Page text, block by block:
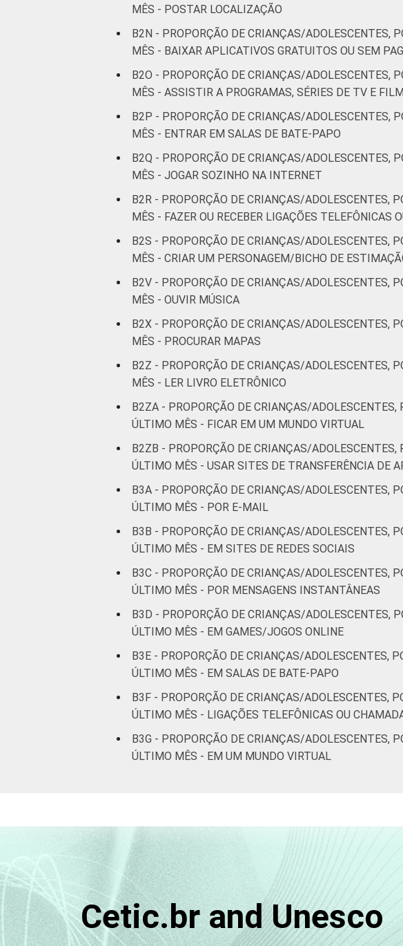
MÊS - POSTAR LOCALIZAÇÃO
B2N - PROPORÇÃO DE CRIANÇAS/ADOLESCENTES,
MÊS - BAIXAR APLICATIVOS GRATUITOS OU SEM
B2O - PROPORÇÃO DE CRIANÇAS/ADOLESCENTES,
MÊS - ASSISTIR A PROGRAMAS, SÉRIES DE TV E
B2P - PROPORÇÃO DE CRIANÇAS/ADOLESCENTES,
MÊS - ENTRAR EM SALAS DE BATE-PAPO
B2Q - PROPORÇÃO DE CRIANÇAS/ADOLESCENTES,
MÊS - JOGAR SOZINHO NA INTERNET
B2R - PROPORÇÃO DE CRIANÇAS/ADOLESCENTES,
MÊS - FAZER OU RECEBER LIGAÇÕES TELEFÔNICAS
B2S - PROPORÇÃO DE CRIANÇAS/ADOLESCENTES,
MÊS - CRIAR UM PERSONAGEM/BICHO DE
B2V - PROPORÇÃO DE CRIANÇAS/ADOLESCENTES,
MÊS - OUVIR MÚSICA
B2X - PROPORÇÃO DE CRIANÇAS/ADOLESCENTES,
MÊS - PROCURAR MAPAS
B2Z - PROPORÇÃO DE CRIANÇAS/ADOLESCENTES,
MÊS - LER LIVRO ELETRÔNICO
B2ZA - PROPORÇÃO DE CRIANÇAS/
ÚLTIMO MÊS - FICAR EM UM MUNDO VIRTUAL
B2ZB - PROPORÇÃO DE CRIANÇAS/
ÚLTIMO MÊS - USAR SITES DE TRANSFERÊNCIA DE
B3A - PROPORÇÃO DE CRIANÇAS/ADOLESCENTES,
ÚLTIMO MÊS - POR E-MAIL
B3B - PROPORÇÃO DE CRIANÇAS/ADOLESCENTES,
ÚLTIMO MÊS - EM SITES DE REDES SOCIAIS
B3C - PROPORÇÃO DE CRIANÇAS/ADOLESCENTES,
ÚLTIMO MÊS - POR MENSAGENS INSTANTÂNEAS
B3D - PROPORÇÃO DE CRIANÇAS/ADOLESCENTES,
ÚLTIMO MÊS - EM GAMES/JOGOS ONLINE
B3E - PROPORÇÃO DE CRIANÇAS/ADOLESCENTES,
ÚLTIMO MÊS - EM SALAS DE BATE-PAPO
B3F - PROPORÇÃO DE CRIANÇAS/ADOLESCENTES,
ÚLTIMO MÊS - LIGAÇÕES TELEFÔNICAS OU
B3G - PROPORÇÃO DE CRIANÇAS/ADOLESCENTES,
ÚLTIMO MÊS - EM UM MUNDO VIRTUAL
Cetic.br and Unesco